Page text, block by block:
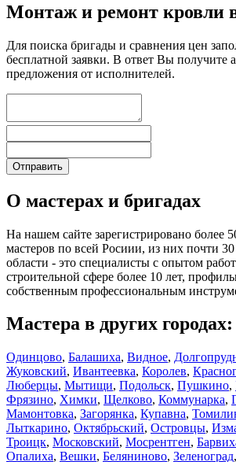
Монтаж и ремонт кровли
Для поиска бригады и сравнения цен
бесплатной заявки. В ответ Вы получите
предложения от исполнителей.
О мастерах и бригадах
На нашем сайте зарегистрировано более
мастеров по всей Росиии, из них почти
области - это специалисты с опытом
строительной сфере более 10 лет,
собственным профессиональным
Мастера в других городах:
Одинцово, Балашиха, Видное,
Жуковский, Ивантеевка, Королев,
Люберцы, Мытищи, Подольск, Пушкино,
Фрязино, Химки, Щелково, Коммунарка,
Мамонтовка, Загорянка, Купавна,
Лыткарино, Октябрьский, Островцы,
Троицк, Московский, Мосрентген,
Опалиха, Вешки, Беляниново, Зеленоград,